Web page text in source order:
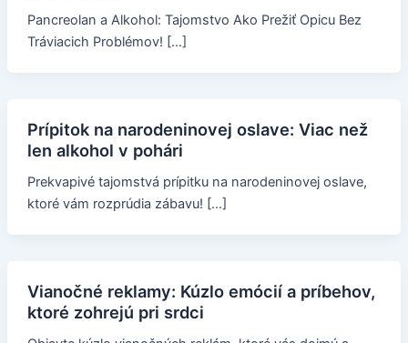
Pancreolan a Alkohol: Tajomstvo Ako Prežiť Opicu Bez
Tráviacich Problémov! […]
Prípitok na narodeninovej oslave: Viac než
len alkohol v pohári
Prekvapivé tajomstvá prípitku na narodeninovej oslave,
ktoré vám rozprúdia zábavu! […]
Vianočné reklamy: Kúzlo emócií a príbehov,
ktoré zohrejú pri srdci